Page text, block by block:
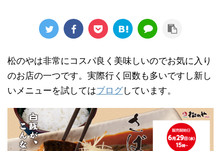
松のやは非常にコスパ良く美味しいのでお気に入り
のお店の一つです。実際行く回数も多いですし新し
いメニューを試してはブログしています。